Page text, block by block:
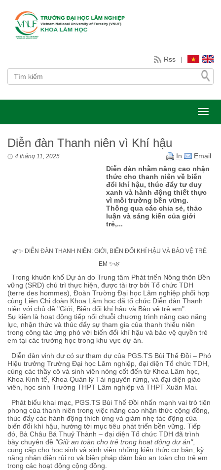
Rss |
Diễn đàn Thanh niên vì Khí hậu
4 tháng 11, 2025 In
Email
Diễn đàn nhằm nâng cao nhận
thức cho thanh niên về biến
đổi khí hậu, thúc đẩy tư duy
xanh và hành động thiết thực
vì môi trường bền vững.
Thông qua các chia sẻ, thảo
luận và sáng kiến của giới
trẻ,...
🌿✨ DIỄN ĐÀN THANH NIÊN: GIỚI, BIẾN ĐỔI KHÍ HẬU VÀ BẢO VỆ TRẺ
EM ✨🌿
Trong khuôn khổ Dự án do Trung tâm Phát triển Nông thôn Bền
vững (SRD) chủ trì thực hiện, được tài trợ bởi Tổ chức TDH
(terre des hommes), Đoàn Trường Đại học Lâm nghiệp phối hợp
cùng Liên Chi đoàn Khoa Lâm học đã tổ chức Diễn đàn Thanh
niên với chủ đề "Giới, Biến đổi khí hậu và Bảo vệ trẻ em".
Sự kiện là hoạt động tiếp nối chuỗi chương trình nâng cao năng
lực, nhận thức và thúc đẩy sự tham gia của thanh thiếu niên
trong công tác ứng phó với biến đổi khí hậu và bảo vệ quyền trẻ
em tại các trường học trong khu vực dự án.
Diễn đàn vinh dự có sự tham dự của PGS.TS Bùi Thế Đồi – Phó
Hiệu trưởng Trường Đại học Lâm nghiệp, đại diện Tổ chức TDH,
cùng các thầy cô và sinh viên nòng cốt đến từ Khoa Lâm học,
Khoa Kinh tế, Khoa Quản lý Tài nguyên rừng, và đại diện giáo
viên, học sinh Trường THPT Lâm nghiệp và THPT Xuân Mai.
Phát biểu khai mạc, PGS.TS Bùi Thế Đồi nhấn mạnh vai trò tiên
phong của thanh niên trong việc nâng cao nhận thức cộng đồng,
thúc đẩy các hành động thích ứng và giảm nhẹ tác động của
biến đổi khí hậu, hướng tới mục tiêu phát triển bền vững. Tiếp
đó, Bà Châu Bá Thuỷ Thành – đại diện Tổ chức TDH đã trình
bày chuyên đề "Giữ an toàn cho trẻ trong hoạt động dự án",
cung cấp cho học sinh và sinh viên những kiến thức cơ bản, kỹ
năng nhận diện rủi ro và biện pháp đảm bảo an toàn cho trẻ em
trong các hoạt động cộng đồng.